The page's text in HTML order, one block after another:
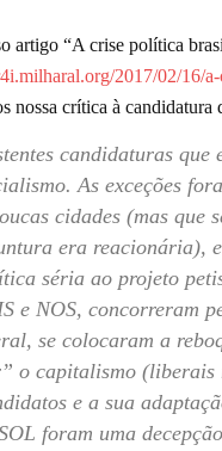
artigo “A crise política
2017/02/16/
nossa crítica à candidatura
candidaturas que
As exceções
cidades (mas
era reacionária),
séria ao projeto
e NOS, concorreram
se colocaram a
o capitalismo (liberais
e a sua
foram uma